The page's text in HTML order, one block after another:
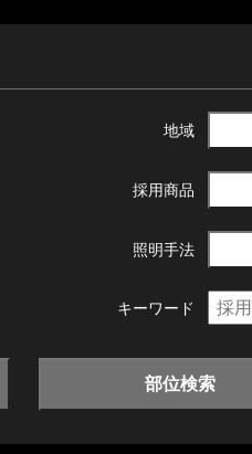
地域
採用商品
照明手法
キーワード
部位検索